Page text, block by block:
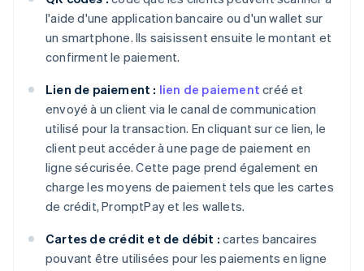
l'aide d'une application bancaire ou d'un wallet sur
un smartphone. Ils saisissent ensuite le montant et
confirment le paiement.
Lien de paiement : lien de paiement créé et
envoyé à un client via le canal de communication
utilisé pour la transaction. En cliquant sur ce lien, le
client peut accéder à une page de paiement en
ligne sécurisée. Cette page prend également en
charge les moyens de paiement tels que les cartes
de crédit, PromptPay et les wallets.
Cartes de crédit et de débit : cartes bancaires
pouvant être utilisées pour les paiements en ligne